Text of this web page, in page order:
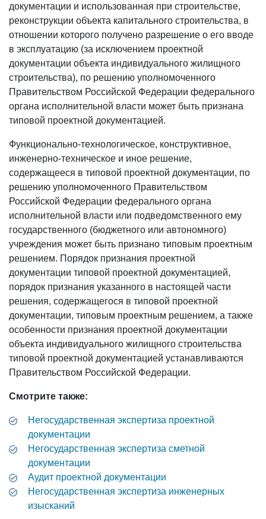
документации и использованная при строительстве,
реконструкции объекта капитального строительства, в
отношении которого получено разрешение о его вводе
в эксплуатацию (за исключением проектной
документации объекта индивидуального жилищного
строительства), по решению уполномоченного
Правительством Российской Федерации федерального
органа исполнительной власти может быть признана
типовой проектной документацией.
Функционально-технологическое, конструктивное,
инженерно-техническое и иное решение,
содержащееся в типовой проектной документации, по
решению уполномоченного Правительством
Российской Федерации федерального органа
исполнительной власти или подведомственного ему
государственного (бюджетного или автономного)
учреждения может быть признано типовым проектным
решением. Порядок признания проектной
документации типовой проектной документацией,
порядок признания указанного в настоящей части
решения, содержащегося в типовой проектной
документации, типовым проектным решением, а также
особенности признания проектной документации
объекта индивидуального жилищного строительства
типовой проектной документацией устанавливаются
Правительством Российской Федерации.
Смотрите также:
Негосударственная экспертиза проектной
документации
Негосударственная экспертиза сметной
документации
Аудит проектной документации
Негосударственная экспертиза инженерных
изысканий